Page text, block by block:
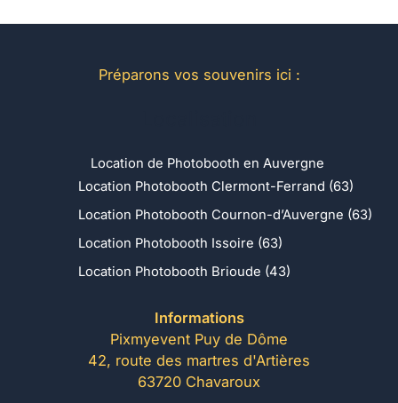
Préparons vos souvenirs ici :
Location de Photobooth en Auvergne
Location Photobooth Clermont-Ferrand (63)
Location Photobooth Cournon-d’Auvergne (63)
Location Photobooth Issoire (63)
Location Photobooth Brioude (43)
Informations
Pixmyevent Puy de Dôme
42, route des martres d'Artières
63720 Chavaroux